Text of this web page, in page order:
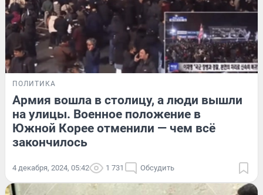
ПОЛИТИКА
Армия вошла в столицу, а люди вышли
на улицы. Военное положение в
Южной Корее отменили — чем всё
закончилось
4 декабря, 2024, 05:42 1 731 Обсудить